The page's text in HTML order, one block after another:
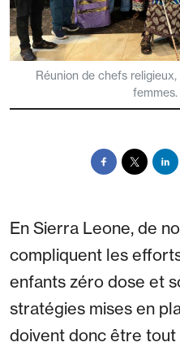
Réunion de chefs
En Sierra Leone, de
compliquent les
enfants zéro dose et
stratégies mises en
doivent donc être tout